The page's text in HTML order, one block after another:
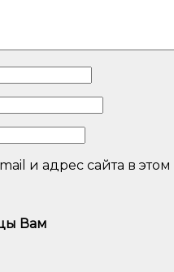
и адрес сайта в
Вам